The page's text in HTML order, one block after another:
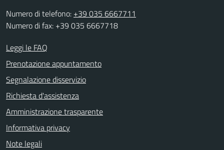
Numero di telefono: +39 035 6667711
Numero di fax: +39 035 6667718
Leggi le FAQ
Prenotazione appuntamento
Segnalazione disservizio
Richiesta d'assistenza
Amministrazione trasparente
Informativa privacy
Note legali